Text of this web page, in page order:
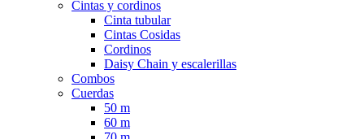
Cintas y cordinos
Cinta tubular
Cintas Cosidas
Cordinos
Daisy Chain y escalerillas
Combos
Cuerdas
50 m
60 m